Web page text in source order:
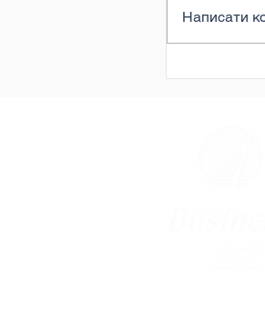
Написати